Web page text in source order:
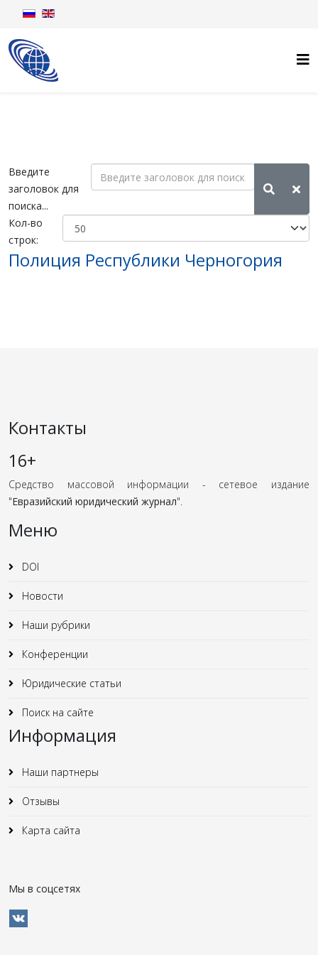
Введите
заголовок для
поиска...
Кол-во
строк:
Полиция Республики Черногория
Контакты
16+
Средство массовой информации - сетевое издание
"Евразийский юридический журнал".
Меню
DOI
Новости
Наши рубрики
Конференции
Юридические статьи
Поиск на сайте
Информация
Наши партнеры
Отзывы
Карта сайта
Мы в соцсетях